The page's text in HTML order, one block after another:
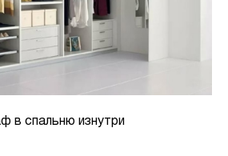
в спальню изнутри